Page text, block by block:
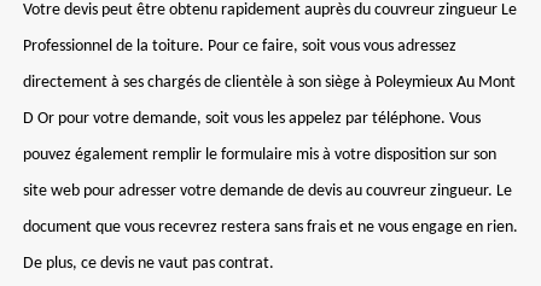
Votre devis peut être obtenu rapidement auprès du couvreur zingueur Le
Professionnel de la toiture. Pour ce faire, soit vous vous adressez
directement à ses chargés de clientèle à son siège à Poleymieux Au Mont
D Or pour votre demande, soit vous les appelez par téléphone. Vous
pouvez également remplir le formulaire mis à votre disposition sur son
site web pour adresser votre demande de devis au couvreur zingueur. Le
document que vous recevrez restera sans frais et ne vous engage en rien.
De plus, ce devis ne vaut pas contrat.